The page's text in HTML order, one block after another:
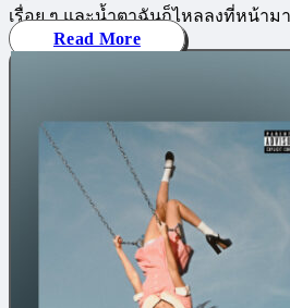
เรื่อย ๆ และน้ำตาฉันก็ไหลลงที่หน้าม
Read More